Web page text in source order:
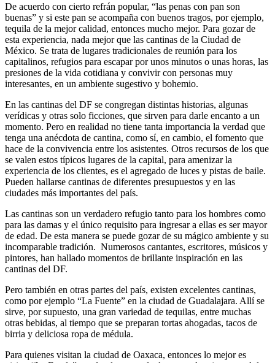
De acuerdo con cierto refrán popular, “las penas con pan son
buenas” y si este pan se acompaña con buenos tragos, por ejemplo,
tequila de la mejor calidad, entonces mucho mejor. Para gozar de
esta experiencia, nada mejor que las cantinas de la Ciudad de
México. Se trata de lugares tradicionales de reunión para los
capitalinos, refugios para escapar por unos minutos o unas horas, las
presiones de la vida cotidiana y convivir con personas muy
interesantes, en un ambiente sugestivo y bohemio.
En las cantinas del DF se congregan distintas historias, algunas
verídicas y otras solo ficciones, que sirven para darle encanto a un
momento. Pero en realidad no tiene tanta importancia la verdad que
tenga una anécdota de cantina, como sí, en cambio, el fomento que
hace de la convivencia entre los asistentes. Otros recursos de los que
se valen estos típicos lugares de la capital, para amenizar la
experiencia de los clientes, es el agregado de luces y pistas de baile.
Pueden hallarse cantinas de diferentes presupuestos y en las
ciudades más importantes del país.
Las cantinas son un verdadero refugio tanto para los hombres como
para las damas y el único requisito para ingresar a ellas es ser mayor
de edad. De esta manera se puede gozar de su mágico ambiente y su
incomparable tradición. Numerosos cantantes, escritores, músicos y
pintores, han hallado momentos de brillante inspiración en las
cantinas del DF.
Pero también en otras partes del país, existen excelentes cantinas,
como por ejemplo “La Fuente” en la ciudad de Guadalajara. Allí se
sirve, por supuesto, una gran variedad de tequilas, entre muchas
otras bebidas, al tiempo que se preparan tortas ahogadas, tacos de
birria y deliciosa ropa de médula.
Para quienes visitan la ciudad de Oaxaca, entonces lo mejor es